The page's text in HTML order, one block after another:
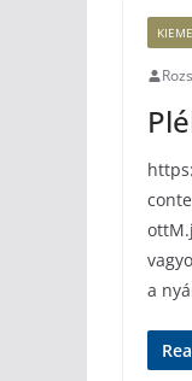
a